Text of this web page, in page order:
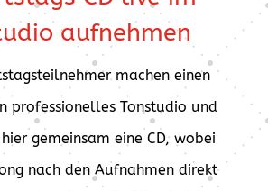
aufnehmen
machen einen
professionelles Tonstudio und
gemeinsam eine CD, wobei
nach den Aufnahmen direkt